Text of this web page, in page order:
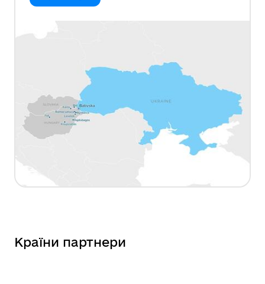
Країни партнери